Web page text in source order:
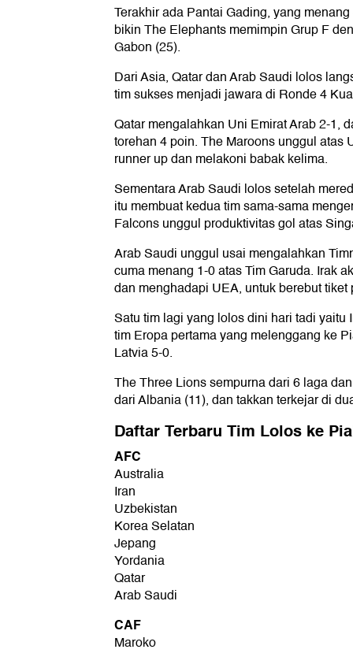
Terakhir ada Pantai Gading, yang
bikin The Elephants memimpin Grup F
Gabon (25).
Dari Asia, Qatar dan Arab Saudi lolos
tim sukses menjadi jawara di Ronde 4
Qatar mengalahkan Uni Emirat Arab 2-1,
torehan 4 poin. The Maroons unggul atas
runner up dan melakoni babak kelima.
Sementara Arab Saudi lolos setelah
itu membuat kedua tim sama-sama
Falcons unggul produktivitas gol atas
Arab Saudi unggul usai mengalahkan
cuma menang 1-0 atas Tim Garuda. Irak
dan menghadapi UEA, untuk berebut tiket
Satu tim lagi yang lolos dini hari tadi yaitu
tim Eropa pertama yang melenggang ke
Latvia 5-0.
The Three Lions sempurna dari 6 laga
dari Albania (11), dan takkan terkejar di
Daftar Terbaru Tim Lolos ke
AFC
Australia
Iran
Uzbekistan
Korea Selatan
Jepang
Yordania
Qatar
Arab Saudi
CAF
Maroko